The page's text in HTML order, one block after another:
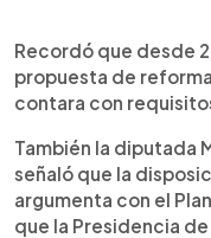
Recordó que desde
propuesta de
contara con
También la diputada
señaló que la
argumenta con el
que la Presidencia